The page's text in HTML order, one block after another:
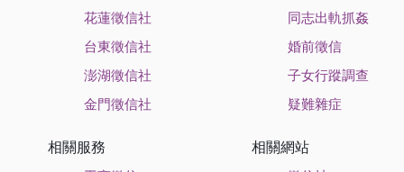
花蓮徵信社
台東徵信社
澎湖徵信社
金門徵信社
同志出軌抓姦
婚前徵信
子女行蹤調查
疑難雜症
相關服務 相關網站